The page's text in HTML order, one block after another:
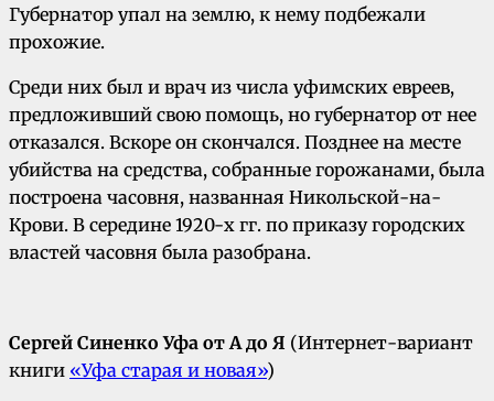
Губернатор упал на землю, к нему подбежали
прохожие.
Среди них был и врач из числа уфимских евреев,
предложивший свою помощь, но губернатор от нее
отказался. Вскоре он скончался. Позднее на месте
убийства на средства, собранные горожанами, была
построена часовня, названная Никольской-на-
Крови. В середине 1920-х гг. по приказу городских
властей часовня была разобрана.
Сергей Синенко Уфа от А до Я (Интернет-вариант
книги «Уфа старая и новая»)